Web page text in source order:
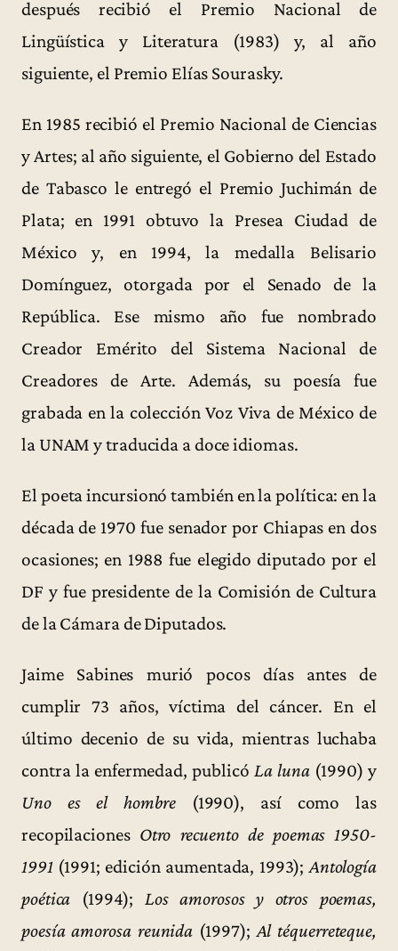
después recibió el Premio Nacional de
Lingüística y Literatura (1983) y, al año
siguiente, el Premio Elías Sourasky.
En 1985 recibió el Premio Nacional de Ciencias
y Artes; al año siguiente, el Gobierno del Estado
de Tabasco le entregó el Premio Juchimán de
Plata; en 1991 obtuvo la Presea Ciudad de
México y, en 1994, la medalla Belisario
Domínguez, otorgada por el Senado de la
República. Ese mismo año fue nombrado
Creador Emérito del Sistema Nacional de
Creadores de Arte. Además, su poesía fue
grabada en la colección Voz Viva de México de
la UNAM y traducida a doce idiomas.
El poeta incursionó también en la política: en la
década de 1970 fue senador por Chiapas en dos
ocasiones; en 1988 fue elegido diputado por el
DF y fue presidente de la Comisión de Cultura
de la Cámara de Diputados.
Jaime Sabines murió pocos días antes de
cumplir 73 años, víctima del cáncer. En el
último decenio de su vida, mientras luchaba
contra la enfermedad, publicóLa luna(1990) y
Uno es el hombre(1990), así como las
recopilaciones Otro recuento de poemas 1950-
1991 (1991; edición aumentada, 1993);Antología
poética (1994); Los amorosos y otros poemas,
poesía amorosa reunida (1997);Al téquerreteque,